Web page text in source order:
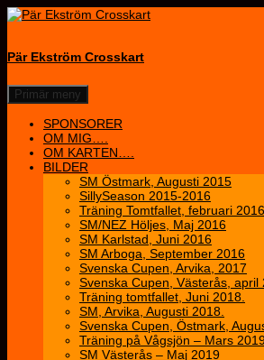
Hoppa
Pär Ekström Crosskart
Sök
Primär meny
SPONSORER
OM MIG….
OM KARTEN….
BILDER
SM Östmark, Augusti 2015
SillySeason 2015-2016
Träning Tomtfallet, februari 2016
SM/NEZ Höljes, Maj 2016
SM Karlstad, Juni 2016
SM Arboga, September 2016
Svenska Cupen, Arvika, 2017
Svenska Cupen, Västerås, april
Träning tomtfallet, Juni 2018.
SM, Arvika, Augusti 2018.
Svenska Cupen, Östmark,
Träning på Vågsjön – Mars
SM Västerås – Maj 2019